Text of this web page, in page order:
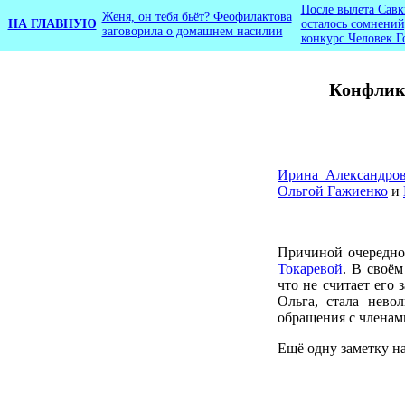
НА ГЛАВНУЮ
Женя, он тебя бьёт? Феофилактова
заговорила о домашнем насилии
После вылета
осталось
конкурс Человек
Ирина
Ольгой Гажиенко и
Причиной
Токаревой. В своём
что не считает
Ольга, стала
обращения с
Ещё одну заметку